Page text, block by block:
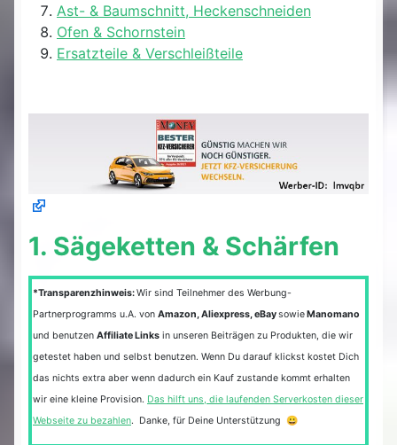
Ast- & Baumschnitt, Heckenschneiden
Ofen & Schornstein
Ersatzteile & Verschleißteile
1. Sägeketten & Schärfen
*Transparenzhinweis:Wir sind Teilnehmer des Werbung-
Partnerprogramms u.A. von Amazon, Aliexpress, eBaysowieManomano
und benutzen Affiliate Links in unseren Beiträgen zu Produkten, die wir
getestet haben und selbst benutzen. Wenn Du darauf klickst kostet Dich
das nichts extra aber wenn dadurch ein Kauf zustande kommt erhalten
wir eine kleine Provision. Das hilft uns, die laufenden Serverkosten dieser
Webseite zu bezahlen. Danke, für Deine Unterstützung 😀